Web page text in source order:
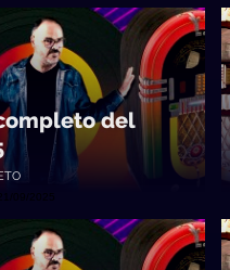
del
09/2025